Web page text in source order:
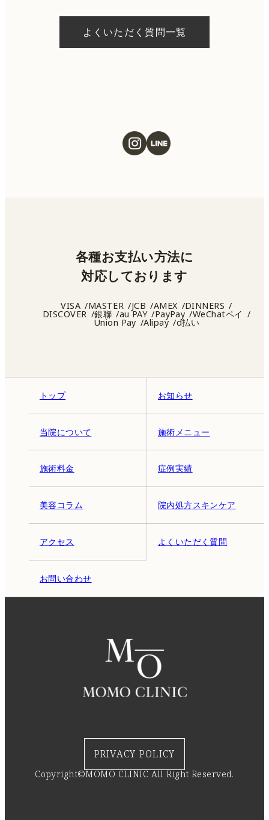
ただける施術もございます。当日の施術をご
希望の場合は、ご予約の際にお気軽にご相談
よくいただく質問一覧
トップ お知らせ
当院について 施術メニュー
施術料金 症例実績
美容コラム 院内処方スキンケア
アクセス よくいただく質問
お問い合わせ
各種お支払い方法に
対応しております
VISA MASTER JCB AMEX DINNERS
DISCOVER 銀聯 au PAY PayPay WeChatペイ
Union Pay Alipay d払い
PRIVACY POLICY
Copyright©MOMO CLINIC All Right Reserved.